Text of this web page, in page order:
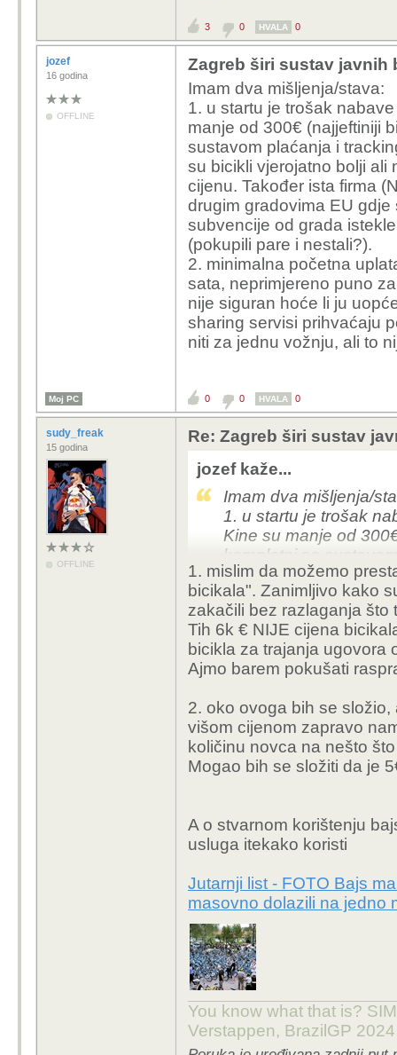
3 0 HVALA 0
jozef
16 godina
OFFLINE
Zagreb širi sustav javnih
Imam dva mišljenja/stava:
1. u startu je trošak
manje od 300€ (najjeftiniji
sustavom plaćanja i
su bicikli vjerojatno bolji ali
cijenu. Također ista firma
drugim gradovima EU
subvencije od grada
(pokupili pare i nestali?).
2. minimalna početna
sata, neprimjereno puno
nije siguran hoće li ju
sharing servisi prihvaćaju
niti za jednu vožnju, ali to
Moj PC 0 0 HVALA 0
sudy_freak
15 godina
OFFLINE
Re: Zagreb širi sustav
jozef kaže...
Imam dva mišljenja/
1. u startu je trošak
Kine su manje od
kompletni sa
na alibabi). Istina, ovi
opravdali višestruko
već bila prisutna kod
iskustva raznolika. U
istekle njihova usluga
nestali?).
po pola sata,
htio isprobati i nije
Za to vrijeme neki car
samo 5€ (što nije
1. mislim da možemo
bicikala". Zanimljivo kako
zakačili bez razlaganja što
Tih 6k € NIJE cijena
bicikla za trajanja ugovora
Ajmo barem pokušati
2. oko ovoga bih se
višom cijenom zapravo
količinu novca na nešto
Mogao bih se složiti da je
A o stvarnom korištenju
usluga itekako koristi
Jutarnji list - FOTO Bajs
masovno dolazili na jedno
You know what that is?
Verstappen, BrazilGP 2024